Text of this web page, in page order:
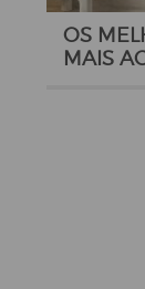
OS
MAIS